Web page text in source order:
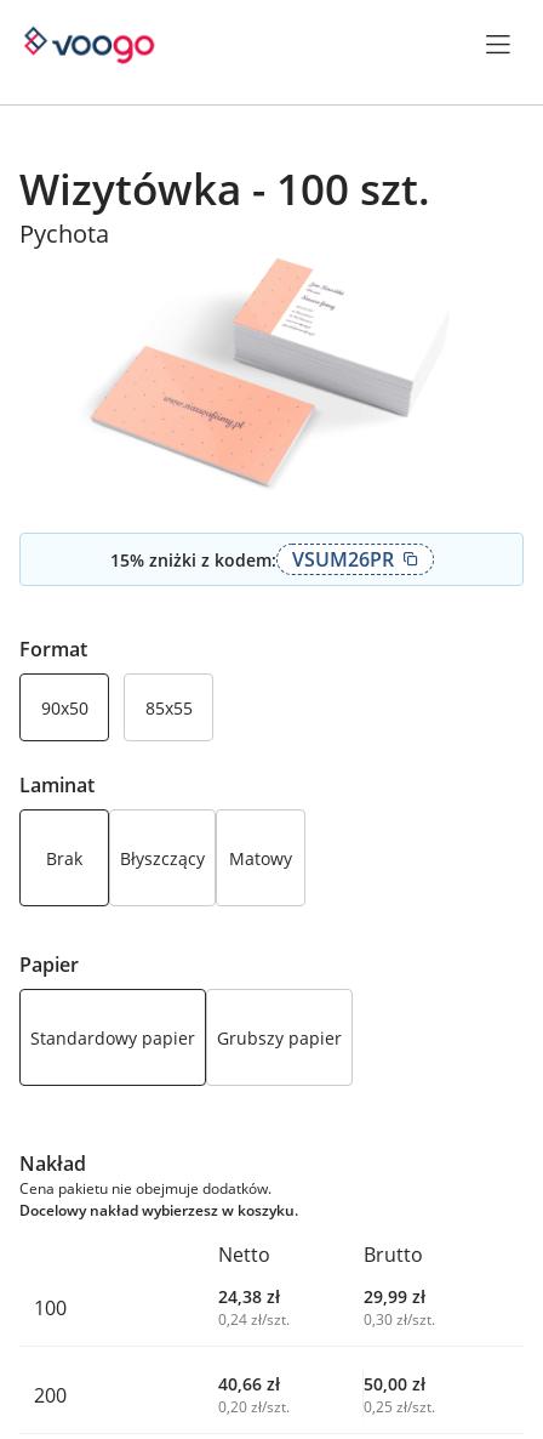
Wizytówka - 100 szt.
Pychota
15% zniżki z kodem: VSUM26PR
Format
90x50 85x55
Laminat
Brak Błyszczący Matowy
Papier
Standardowy papier Grubszy papier
Nakład
Cena pakietu nie obejmuje dodatków.
Docelowy nakład wybierzesz w koszyku.
Netto
Brutto
100
24,38 zł
0,24 zł/szt.
29,99 zł
0,30 zł/szt.
200 40,66 zł
0,20 zł/szt.
50,00 zł
0,25 zł/szt.